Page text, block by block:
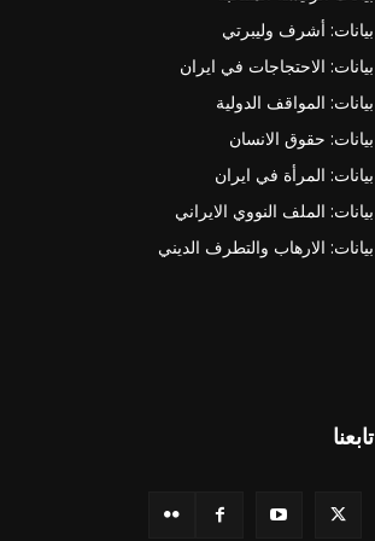
بيانات: أشرف وليبرتي
بيانات: الاحتجاجات في ايران
بيانات: المواقف الدولية
بيانات: حقوق الانسان
بيانات: المرأة في ايران
بيانات: الملف النووي الايراني
بيانات: الارهاب والتطرف الديني
تابعنا